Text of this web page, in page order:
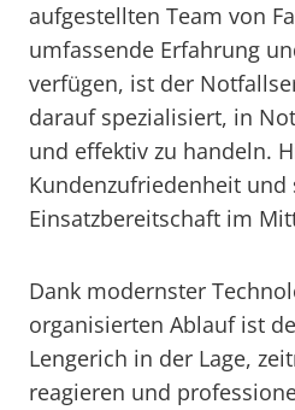
aufgestellten Team von
umfassende Erfahrung
verfügen, ist der
darauf spezialisiert, in
und effektiv zu handeln.
Kundenzufriedenheit und
Einsatzbereitschaft im
Dank modernster
organisierten Ablauf ist
Lengerich in der Lage,
reagieren und